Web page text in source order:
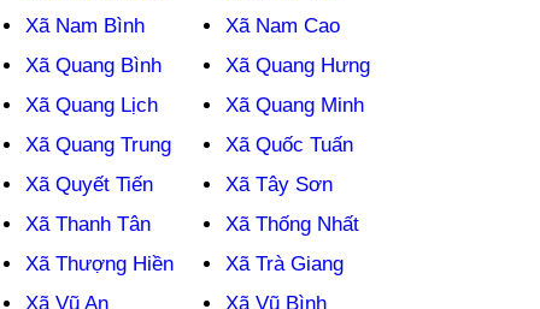
Xã Nam Bình
Xã Nam Cao
Xã Quang Bình
Xã Quang Hưng
Xã Quang Lịch
Xã Quang Minh
Xã Quang Trung
Xã Quốc Tuấn
Xã Quyết Tiến
Xã Tây Sơn
Xã Thanh Tân
Xã Thống Nhất
Xã Thượng Hiền
Xã Trà Giang
Xã Vũ An
Xã Vũ Bình